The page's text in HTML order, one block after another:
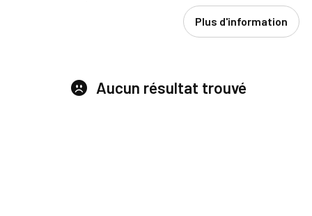
Plus d'information
Aucun résultat trouvé